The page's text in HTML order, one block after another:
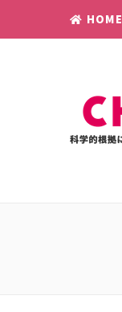
HOME